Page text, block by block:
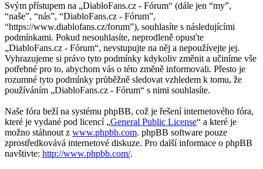
Svým přístupem na „DiabloFans.cz - Fórum“ (dále jen “my”,
“naše”, “nás”, “DiabloFans.cz - Fórum”,
“https://www.diablofans.cz/forum”), souhlasíte s následujícími
podmínkami. Pokud nesouhlasíte, neprodleně opusťte
„DiabloFans.cz - Fórum“, nevstupujte na něj a nepoužívejte jej.
Vyhrazujeme si právo tyto podmínky kdykoliv změnit a učiníme vše
potřebné pro to, abychom vás o této změně informovali. Přesto je
rozumné tyto podmínky průběžně sledovat vzhledem k tomu, že
používáním „DiabloFans.cz - Fórum“ s nimi souhlasíte.
Naše fóra beží na systému phpBB, což je řešení internetového fóra,
které je vydané pod licencí „General Public License“ a které je
možno stáhnout z www.phpbb.com. phpBB software pouze
zprostředkovává internetové diskuze. Pro další informace o phpBB
navštivte: http://www.phpbb.com/.